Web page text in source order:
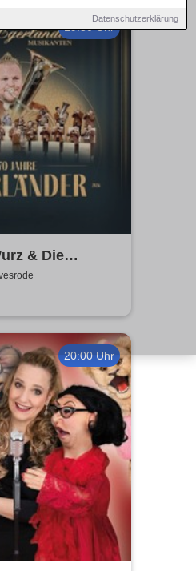
Datenschutzerklärung
19:30 Uhr
& Die
- Das
20:00 Uhr